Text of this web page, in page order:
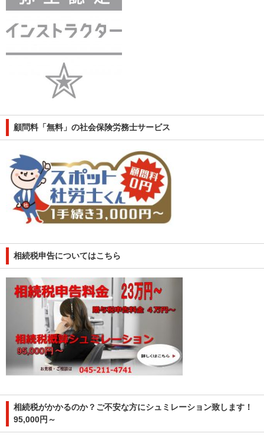
顧問料「無料」の社会保険労務士サービス
相続税申告についてはこちら
相続税がかかるのか？ご不安な方にシュミレーション致します！
95,000円～